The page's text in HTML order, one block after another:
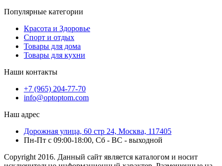
Популярные категории
Красота и Здоровье
Спорт и отдых
Товары для дома
Товары для кухни
Наши контакты
+7 (965) 204-77-70
info@optoptom.com
Наш адрес
Дорожная улица, 60 стр 24, Москва, 117405
Пн-Пт с 09:00-18:00, Сб - ВС - выходной
Copyright 2016. Данный сайт является каталогом и носит